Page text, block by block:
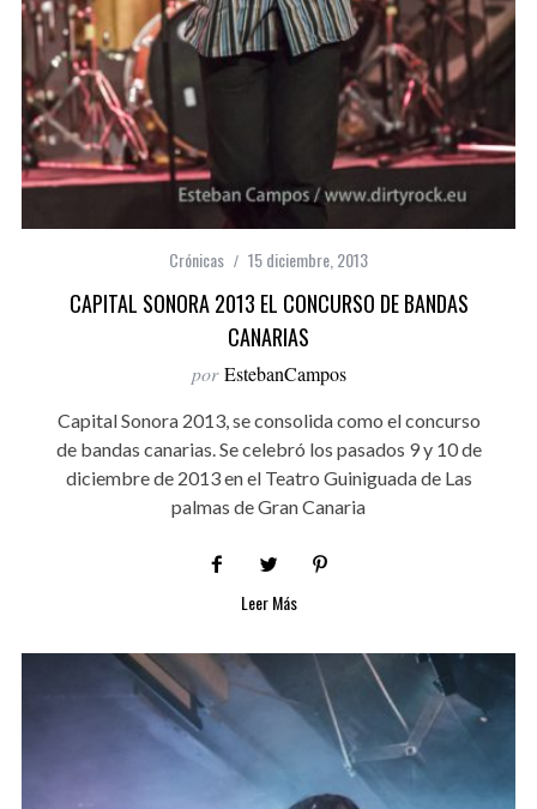
Crónicas 15 diciembre, 2013
CAPITAL SONORA 2013 EL CONCURSO DE BANDAS
CANARIAS
por EstebanCampos
Capital Sonora 2013, se consolida como el concurso
de bandas canarias. Se celebró los pasados 9 y 10 de
diciembre de 2013 en el Teatro Guiniguada de Las
palmas de Gran Canaria
Leer Más